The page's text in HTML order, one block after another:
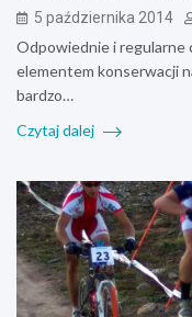
5 października 2014
Odpowiednie i regularne
elementem konserwacji
bardzo…
Czytaj dalej